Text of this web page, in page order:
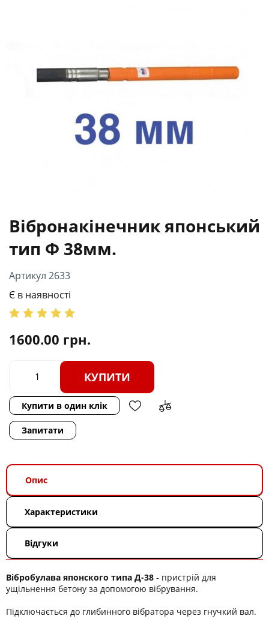
Вібронакінечник японський
тип Ф 38мм.
Артикул 2633
Є в наявності
1600.00 грн.
КУПИТИ
Купити в один клік
Запитати
Опис
Характеристики
Відгуки
Вібробулава японского типа Д-38 - пристрій для
ущільнення бетону за допомогою вібрування.
Підключається до глибинного вібратора через гнучкий вал.